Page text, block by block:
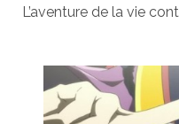
L’aventure de la vie